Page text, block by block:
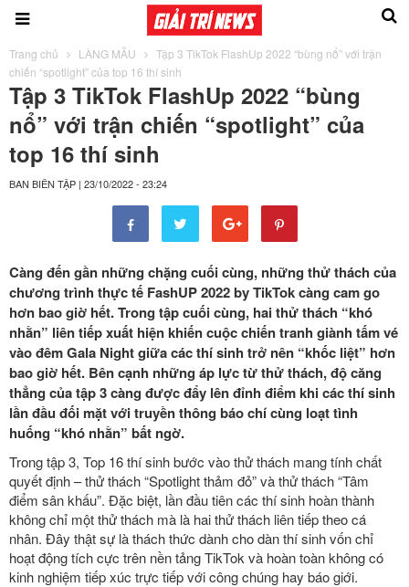
Trang chủ LÀNG MẪU
Tập 3 TikTok FlashUp 2022 “bùng nổ” với trận
chiến “spotlight” của top 16 thí sinh
Tập 3 TikTok FlashUp 2022 “bùng
nổ” với trận chiến “spotlight” của
top 16 thí sinh
BAN BIÊN TẬP | 23/10/2022 - 23:24
Càng đến gần những chặng cuối cùng, những thử thách của
chương trình thực tế FashUP 2022 by TikTok càng cam go
hơn bao giờ hết.Trong tập cuối cùng, hai thử thách “khó
nhằn” liên tiếp xuất hiệnkhiến cuộc chiến tranh giành tấm vé
vào đêm Gala Night giữa các thí sinh trở nên “khốc liệt” hơn
bao giờ hết. Bên cạnh những áp lực từ thử thách, độ căng
thẳng của tập 3 càng được đẩy lên đỉnh điểm khi các thí sinh
lần đầu đối mặt với truyền thông báo chí cùng loạt tình
huống “khó nhằn” bất ngờ.
Trong tập 3, Top 16 thí sinh bước vào thử thách mang tính chất
quyết định– thử thách “Spotlight thảm đỏ” và thử thách “Tâm
điểm sân khấu”. Đặc biệt, lần đầu tiên các thí sinh hoàn thành
không chỉ một thử thách mà là hai thử thách liên tiếp theo cá
nhân. Đây thật sự là thách thức dành chodàn thí sinh vốn chỉ
hoạt động tích cực trên nền tảng TikTok và hoàn toàn không có
kinh nghiệm tiếp xúc trực tiếp với công chúng hay báo giới.